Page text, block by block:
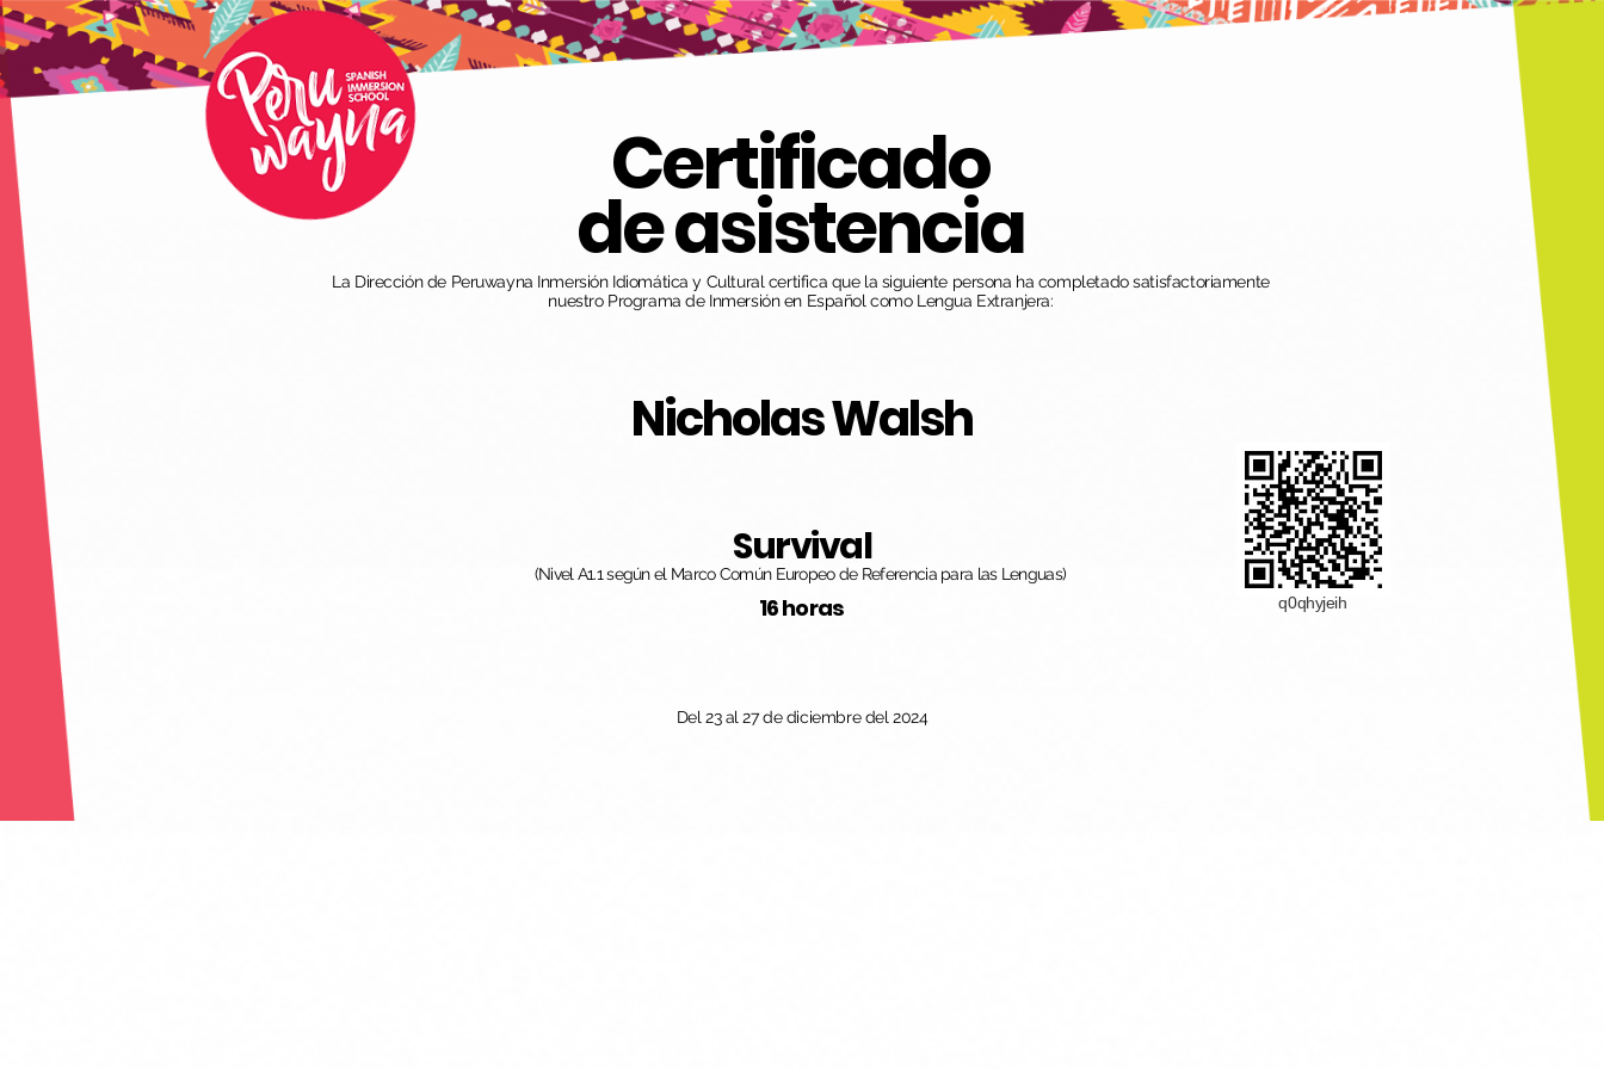
Certificado
de asistencia
La Dirección de Peruwayna Inmersión Idiomática y Cultural certifica que la siguiente persona ha completado satisfactoriamente
nuestro Programa de Inmersión en Español como Lengua Extranjera:
Nicholas Walsh
Survival
(Nivel A1.1 según el Marco Común Europeo de Referencia para las Lenguas)
16 horas q0qhyjeih
Del 23 al 27 de diciembre del 2024